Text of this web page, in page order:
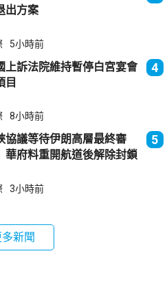
出方案
5小時前
上訴法院維持暫停白宮宴會
目
4
8小時前
協議等待伊朗高層最終審
府料重開航道後解除封鎖
5
3小時前
多新聞